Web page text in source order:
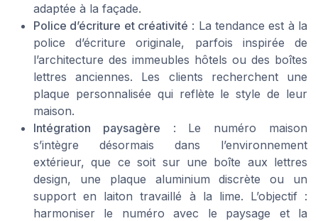
adaptée à la façade.
Police d’écriture et créativité : La tendance est à la
police d’écriture originale, parfois inspirée de
l’architecture des immeubles hôtels ou des boîtes
lettres anciennes. Les clients recherchent une
plaque personnalisée qui reflète le style de leur
maison.
Intégration paysagère : Le numéro maison
s’intègre désormais dans l’environnement
extérieur, que ce soit sur une boîte aux lettres
design, une plaque aluminium discrète ou un
support en laiton travaillé à la lime. L’objectif :
harmoniser le numéro avec le paysage et la